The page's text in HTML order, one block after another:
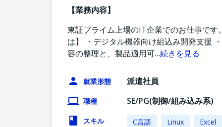
【業務内容】
東証プライム上場のIT企業でのお仕事で
は】 ・デジタル機器向け組込み開発支援
容の整理と、製品適用可…続きを見る
就業形態 派遣社員
職種 SE/PG(制御/組み込み系)
スキル C言語 Linux Excel